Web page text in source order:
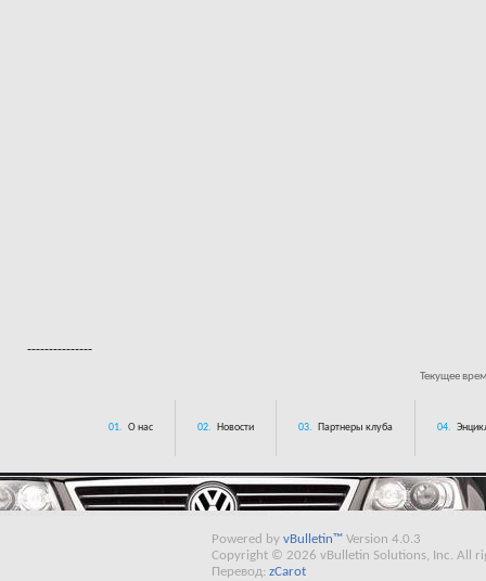
---------------
Текущее
01. О нас 02. Новости 03. Партнеры клуба 04.
Powered by vBulletin™ Version 4.0.3
Copyright © 2026 vBulletin Solutions, Inc. All
Перевод: zCarot